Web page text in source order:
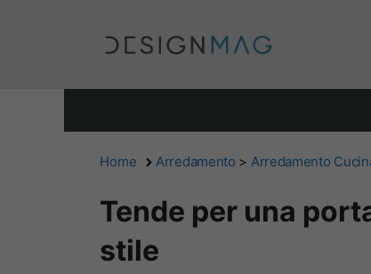
Home Arredamento > Arredamento
Tende per una
stile